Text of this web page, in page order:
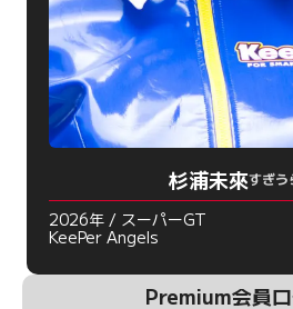
杉浦未來すぎう
2026年 / スーパーGT
KeePer Angels
Premium会員